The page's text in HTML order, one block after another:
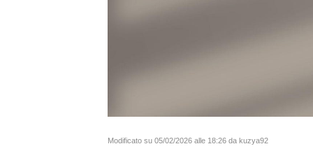
Modificato su 05/02/2026 alle 18:26 da kuzya92